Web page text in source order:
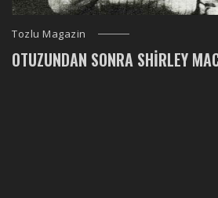
Tozlu Magazin
OTUZUNDAN SONRA SHIRLEY